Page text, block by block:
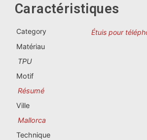
Souvenirs personnalisés
Almería
Caractéristiques
Category
Étuis pour
Matériau
TPU
Motif
Résumé
Ville
Mallorca
Technique